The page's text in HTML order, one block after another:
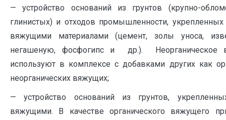
— устройство оснований из грунтов (крупно-
глинистых) и отходов промышленности, укрепленных
вяжущими материалами (цемент, золы уноса,
негашеную, фосфогипс и др.). Неорганическое
используют в комплексе с добавками других как
неорганических вяжущих;
— устройство оснований из грунтов,
вяжущими. В качестве органического вяжущего